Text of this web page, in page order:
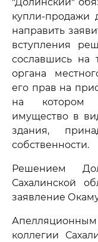
купли-продажи
направить
вступления
сославшись на
органа
его прав на
на котором
имущество в
здания,
собственности.
Решением
Сахалинской
заявление
коллегии